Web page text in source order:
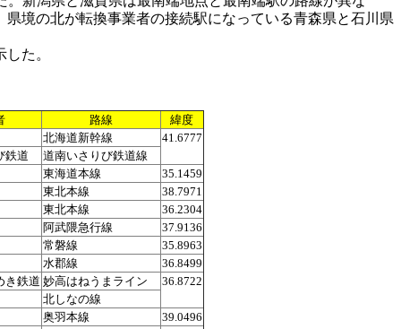
境の北が転換事業者の接続駅になっている青森県と石川県
た。
路線
緯度
北海道新幹線
41.6777
鉄道
道南いさりび鉄道線
東海道本線
35.1459
東北本線
38.7971
東北本線
36.2304
阿武隈急行線
37.9136
常磐線
35.8963
水郡線
36.8499
き鉄道 妙高はねうまライン
36.8722
北しなの線
奥羽本線
39.0496